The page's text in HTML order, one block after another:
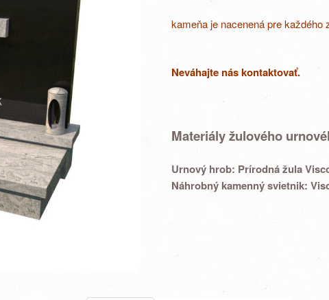
kameňa je nacenená pre každého
Neváhajte nás kontaktovať.
Materiály žulového
Urnový hrob: Prírodná žula
Náhrobný kamenný svietnik: